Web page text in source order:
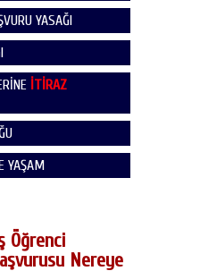
YASAĞI
İTİRAZ
YAŞAM
Öğrenci
Nereye